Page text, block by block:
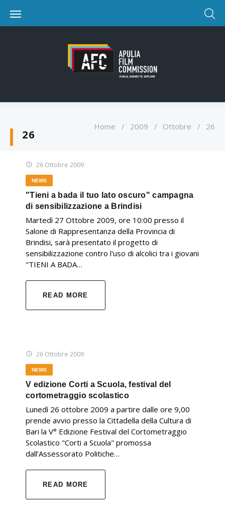
26
Home / 2009 / Ottobre / 26
26 Ottobre 2009
NEWS
"Tieni a bada il tuo lato oscuro" campagna
di sensibilizzazione a Brindisi
Martedì 27 Ottobre 2009, ore 10:00 presso il
Salone di Rappresentanza della Provincia di
Brindisi, sarà presentato il progetto di
sensibilizzazione contro l'uso di alcolici tra i giovani
"TIENI A BADA…
READ MORE
26 Ottobre 2009
NEWS
V edizione Corti a Scuola, festival del
cortometraggio scolastico
Lunedì 26 ottobre 2009 a partire dalle ore 9,00
prende avvio presso la Cittadella della Cultura di
Bari la V° Edizione Festival del Cortometraggio
Scolastico "Corti a Scuola" promossa
dall’Assessorato Politiche…
READ MORE